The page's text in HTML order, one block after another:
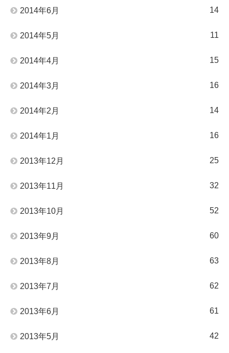
2014年6月 14
2014年5月 11
2014年4月 15
2014年3月 16
2014年2月 14
2014年1月 16
2013年12月 25
2013年11月 32
2013年10月 52
2013年9月 60
2013年8月 63
2013年7月 62
2013年6月 61
2013年5月 42